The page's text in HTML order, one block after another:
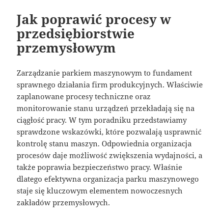
Jak poprawić procesy w
przedsiębiorstwie
przemysłowym
Zarządzanie parkiem maszynowym to fundament
sprawnego działania firm produkcyjnych. Właściwie
zaplanowane procesy techniczne oraz
monitorowanie stanu urządzeń przekładają się na
ciągłość pracy. W tym poradniku przedstawiamy
sprawdzone wskazówki, które pozwalają usprawnić
kontrolę stanu maszyn. Odpowiednia organizacja
procesów daje możliwość zwiększenia wydajności, a
także poprawia bezpieczeństwo pracy. Właśnie
dlatego efektywna organizacja parku maszynowego
staje się kluczowym elementem nowoczesnych
zakładów przemysłowych.